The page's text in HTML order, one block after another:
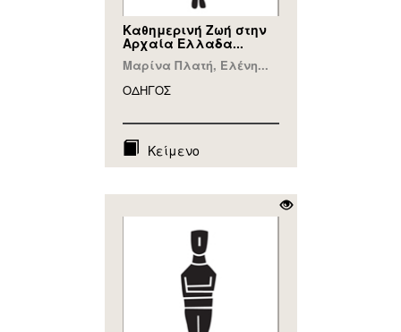
Καθημερινή Ζωή στην
Αρχαία Ελλαδα...
Μαρίνα Πλατή, Ελένη...
ΟΔΗΓΟΣ
Κείμενο